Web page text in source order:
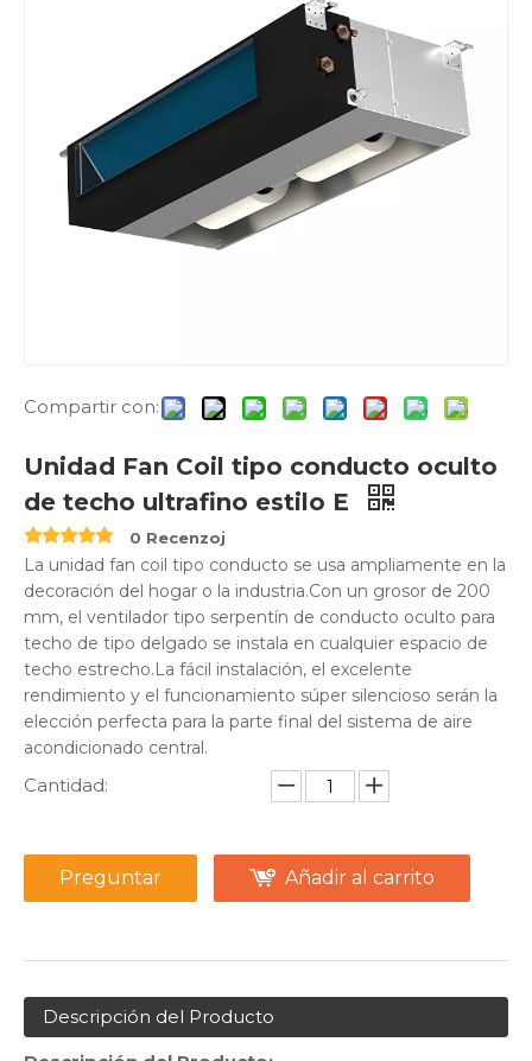
Compartir con:
Unidad Fan Coil tipo conducto oculto
de techo ultrafino estilo E
0 Recenzoj
La unidad fan coil tipo conducto se usa ampliamente en la
decoración del hogar o la industria.Con un grosor de 200
mm, el ventilador tipo serpentín de conducto oculto para
techo de tipo delgado se instala en cualquier espacio de
techo estrecho.La fácil instalación, el excelente
rendimiento y el funcionamiento súper silencioso serán la
elección perfecta para la parte final del sistema de aire
acondicionado central.
Cantidad:
Preguntar Añadir al carrito
Descripción del Producto